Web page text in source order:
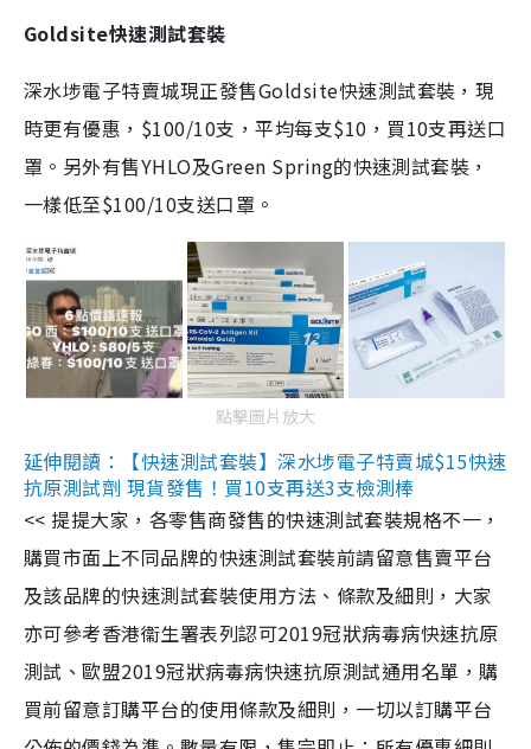
Goldsite快速測試套裝
深水埗電子特賣城現正發售Goldsite快速測試套裝，現
時更有優惠，$100/10支，平均每支$10，買10支再送口
罩。另外有售YHLO及Green Spring的快速測試套裝，
一樣低至$100/10支送口罩。
點擊圖片放大
延伸閱讀：【快速測試套裝】深水埗電子特賣城$15快速
抗原測試劑 現貨發售！買10支再送3支檢測棒
<< 提提大家，各零售商發售的快速測試套裝規格不一，
購買市面上不同品牌的快速測試套裝前請留意售賣平台
及該品牌的快速測試套裝使用方法、條款及細則，大家
亦可參考香港衞生署表列認可2019冠狀病毒病快速抗原
測試、歐盟2019冠狀病毒病快速抗原測試通用名單，購
買前留意訂購平台的使用條款及細則，一切以訂購平台